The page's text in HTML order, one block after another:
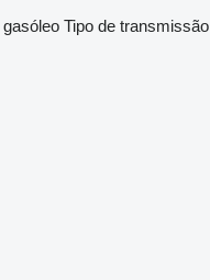
gasóleo Tipo de transmissão